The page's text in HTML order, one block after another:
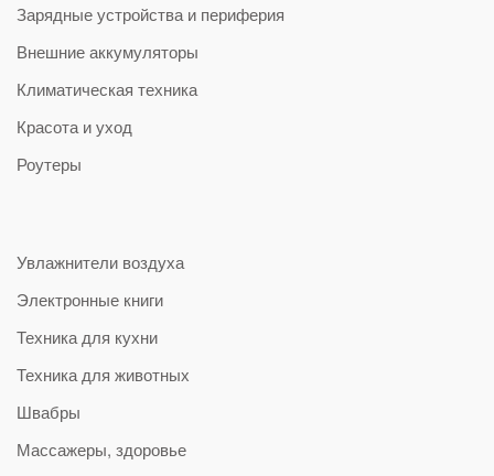
Зарядные устройства и периферия
Внешние аккумуляторы
Климатическая техника
Красота и уход
Роутеры
Увлажнители воздуха
Электронные книги
Техника для кухни
Техника для животных
Швабры
Массажеры, здоровье